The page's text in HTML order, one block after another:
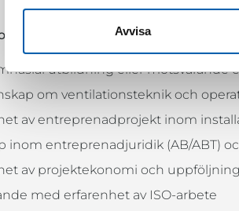
Avvisa
utbildning eller motsvarande
om ventilationsteknik och
av entreprenadprojekt inom
inom entreprenadjuridik (AB/ABT)
av projektekonomi och uppföljning
med erfarenhet av ISO-arbete